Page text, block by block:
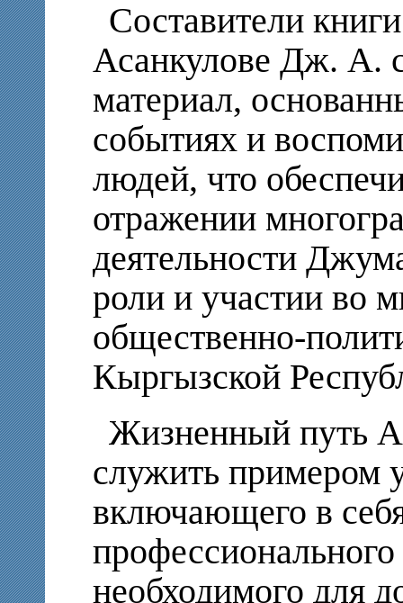
Составители
Асанкулове Дж. А.
материал,
событиях и
людей, что
отражении
деятельности
роли и участии во
общественно-
Кыргызской
Жизненный путь
служить примером
включающего в
необходимого для